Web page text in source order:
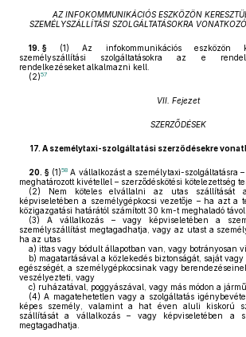
AZ INFOKOMMUNIKÁCIÓS ESZKÖZÖN
SZEMÉLYSZÁLLÍTÁSI SZOLGÁLTATÁSOKRA
19. § (1) Az infokommunikációs eszközön
személyszállítási szolgáltatásokra az e
rendelkezéseket alkalmazni kell.
(2)57
VII. Fejezet
SZERZŐDÉSEK
17. A személytaxi-szolgáltatási szerződésekre
20. § (1)58 A vállalkozást a személytaxi-szolgáltatásra –
meghatározott kivétellel – szerződéskötési kötelezettség
(2) Nem köteles elvállalni az utas szállítását
képviseletében a személygépkocsi vezetője – ha azt a
közigazgatási határától számított 30 km-t meghaladó
(3) A vállalkozás – vagy képviseletében a
személyszállítást megtagadhatja, vagy az utast a
ha az utas
a) ittas vagy bódult állapotban van, vagy botrányosan
b) magatartásával a közlekedés biztonságát, saját vagy
egészségét, a személygépkocsinak vagy
veszélyezteti, vagy
c) ruházatával, poggyászával, vagy más módon a
(4) A magatehetetlen vagy a szolgáltatás
képes személy, valamint a hat éven aluli kiskorú
szállítását a vállalkozás – vagy képviseletében a
megtagadhatja.